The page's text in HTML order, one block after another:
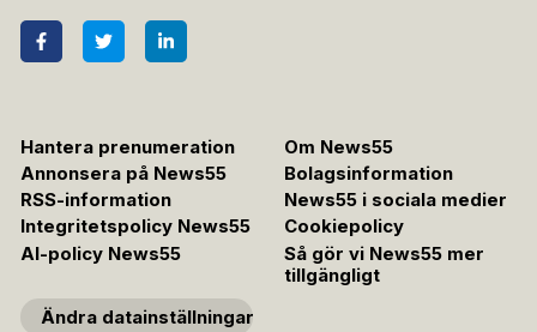
Hantera prenumeration
Om News55
Annonsera på News55
Bolagsinformation
RSS-information
News55 i sociala medier
Integritetspolicy News55
Cookiepolicy
AI-policy News55
Så gör vi News55 mer
tillgängligt
Ändra datainställningar